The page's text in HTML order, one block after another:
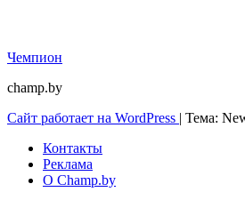
Чемпион
champ.by
Сайт работает на WordPress | Тема:
Контакты
Реклама
О Champ.by